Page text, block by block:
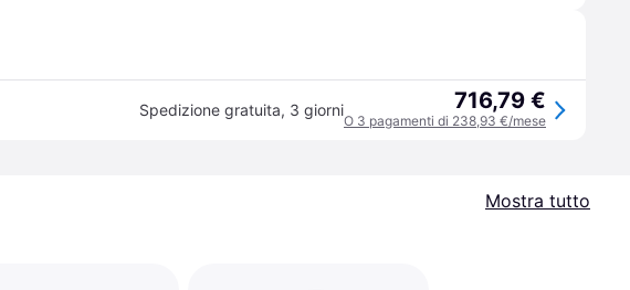
Spedizione gratuita, 3 giorni 716,79 €
O 3 pagamenti di 238,93 €/mese
Mostra tutto